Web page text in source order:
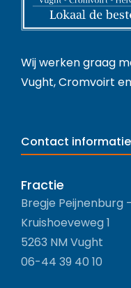
Wij werken graag
Vught, Cromvoirt
Contact informatie
Fractie
Bregje Peijnenburg
Kruishoeveweg 1
5263 NM Vught
06-44 39 40 10